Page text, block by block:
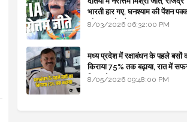
भारती हार गए, घनश्याम की पेंशन
और आशुतोष बैक टू...
8/03/2026 06:32:00 PM
मध्य प्रदेश में रक्षाबंधन के पहले बसों
किराया 75% तक बढ़ाया, रात में
किया तो 10% एक्स्ट्रा
8/05/2026 09:48:00 PM